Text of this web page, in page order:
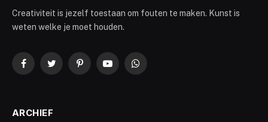
Creativiteit is jezelf toestaan om fouten te maken. Kunst is
weten welke je moet houden.
FacebookTwitterPinterestYouTubeWhatsApp
ARCHIEF